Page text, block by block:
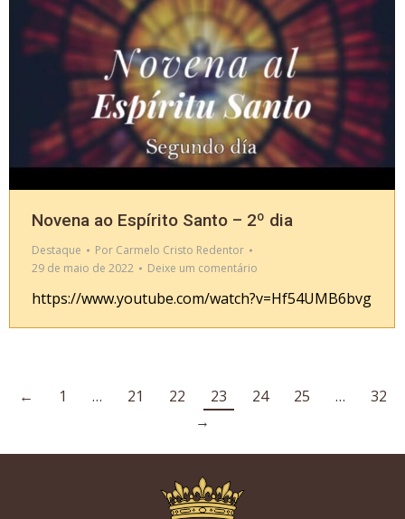
Novena ao Espírito Santo – 2º dia
Destaque Por Carmelo Cristo Redentor
29 de maio de 2022
Deixe um comentário
https://www.youtube.com/watch?v=Hf54UMB6bvg
← 1 … 21 22 23 24 25 …
32
→